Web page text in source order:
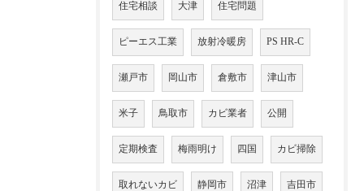
住宅相談 大津 住宅問題
ピーエス工業 放射冷暖房 PS HR-C
瀬戸市 岡山市 倉敷市 津山市
米子 鳥取市 カビ業者 公開
定期検査 梅雨明け 四国 カビ掃除
取れないカビ 静岡市 沼津 吉田市